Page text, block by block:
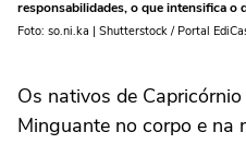
responsabilidades, o que intensifica o
Foto: so.ni.ka | Shutterstock / Portal
Os nativos de
Minguante no corpo e na